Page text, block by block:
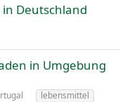
Deutschland
in Umgebung
lebensmittel